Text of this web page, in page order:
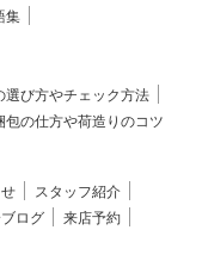
集
選び方やチェック方法
包の仕方や荷造りのコツ
スタッフ紹介
ログ
来店予約